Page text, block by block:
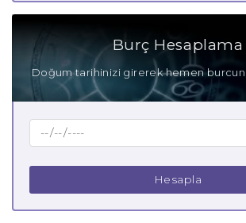
Burç Hesaplama
Doğum tarihinizi girerek hemen
Hesapla